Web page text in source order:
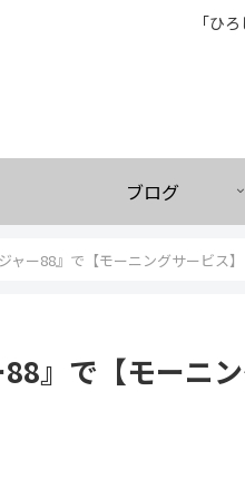
「ひ
ブログ
ャー88』で【モーニングサービス】
』で【モーニン